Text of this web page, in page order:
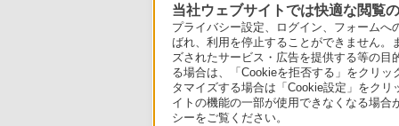
当社ウェブサイトでは快適な閲覧
プライバシー設定、ログイン、フォーム
ばれ、利用を停止することができません。
ズされたサービス・広告を提供する等の
る場合は、「Cookieを拒否する」をクリ
タマイズする場合は「Cookie設定」をク
イトの機能の一部が使用できなくなる場
シーをご覧ください。